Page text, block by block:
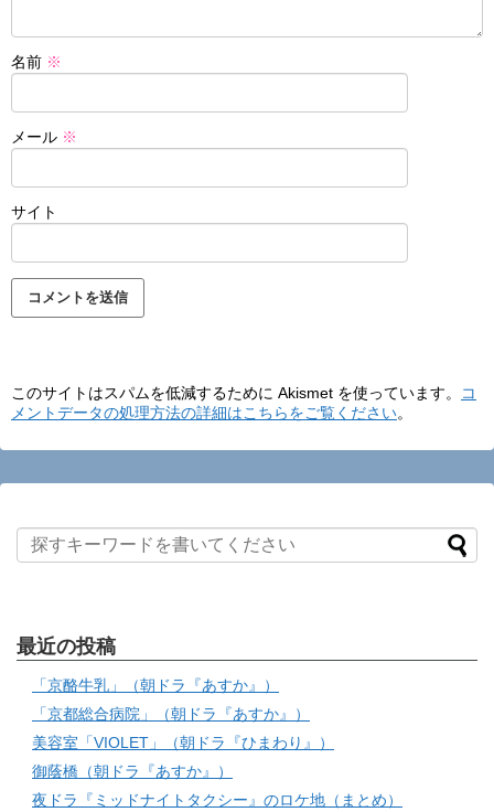
名前 ※
メール ※
サイト
このサイトはスパムを低減するために Akismet を使っています。
コ
メントデータの処理方法の詳細はこちらをご覧ください。
最近の投稿
「京酪牛乳」（朝ドラ『あすか』）
「京都総合病院」（朝ドラ『あすか』）
美容室「VIOLET」（朝ドラ『ひまわり』）
御蔭橋（朝ドラ『あすか』）
夜ドラ『ミッドナイトタクシー』のロケ地（まとめ）